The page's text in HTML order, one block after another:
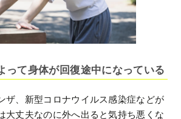
って身体が回復途中になっている
ザ、新型コロナウイルス感染症などが
大丈夫なのに外へ出ると気持ち悪くな